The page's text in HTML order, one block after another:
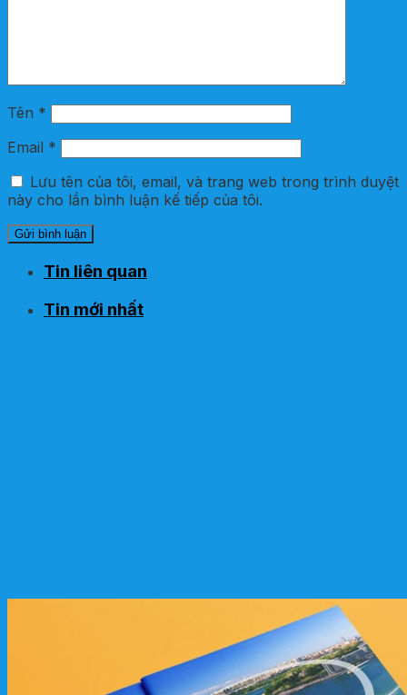
Tên *
Email *
Lưu tên của tôi, email, và trang web trong trình duyệt
này cho lần bình luận kế tiếp của tôi.
Tin liên quan
Tin mới nhất